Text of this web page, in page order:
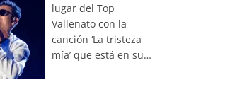
lugar del Top
Vallenato con la
canción ‘La tristeza
mía’ que está en su